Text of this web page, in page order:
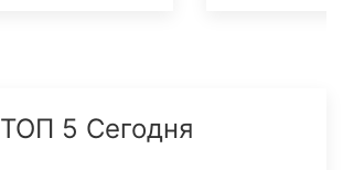
ТОП 5 Сегодня